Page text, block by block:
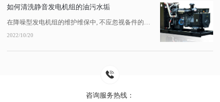
如何清洗静音发电机组的油污水垢
2022/10/20
咨询服务热线：